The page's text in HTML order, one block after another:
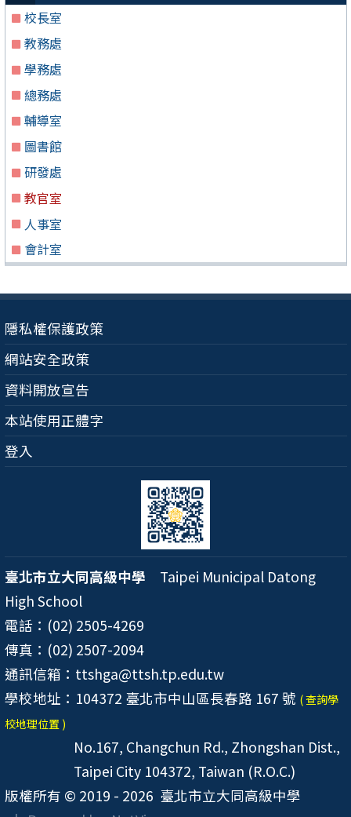
校長室
教務處
學務處
總務處
輔導室
圖書館
研發處
教官室
人事室
會計室
隱私權保護政策
網站安全政策
資料開放宣告
本站使用正體字
登入
臺北市立大同高級中學 Taipei Municipal Datong
High School
電話：(02) 2505-4269
傳真：(02) 2507-2094
通訊信箱：ttshga@ttsh.tp.edu.tw
學校地址：104372 臺北市中山區長春路 167 號 ( 查詢學
校地理位置 )
No.167, Changchun Rd., Zhongshan Dist.,
Taipei City 104372, Taiwan (R.O.C.)
版權所有 © 2019 - 2026 臺北市立大同高級中學